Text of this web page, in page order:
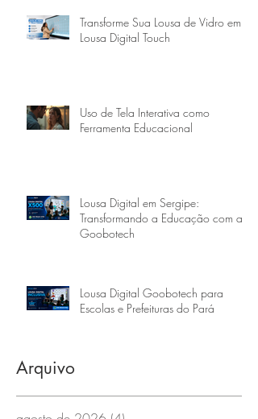
Transforme Sua Lousa de Vidro em
Lousa Digital Touch
Uso de Tela Interativa como
Ferramenta Educacional
Lousa Digital em Sergipe:
Transformando a Educação com a
Goobotech
Lousa Digital Goobotech para
Escolas e Prefeituras do Pará
Arquivo